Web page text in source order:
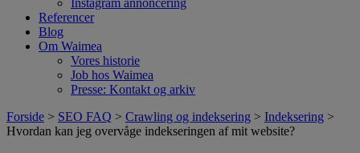
Instagram annoncering
Referencer
Blog
Om Waimea
Vores historie
Job hos Waimea
Presse: Kontakt og arkiv
Forside > SEO FAQ > Crawling og indeksering > Indeksering >
Hvordan kan jeg overvåge indekseringen af mit website?